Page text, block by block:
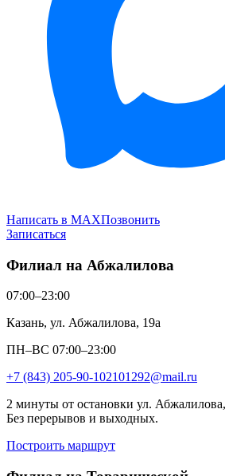
Написать в MAXПозвонить
Записаться
Филиал на Абжалилова
07:00–23:00
Казань, ул. Абжалилова, 19а
ПН–ВС 07:00–23:00
+7 (843) 205-90-102101292@mail.ru
2 минуты от остановки ул.
Без перерывов и выходных.
Построить маршрут